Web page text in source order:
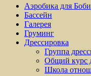
Аэробика для
Бассейн
Галерея
Груминг
Дрессировка
Группа
Общий курс
Школа